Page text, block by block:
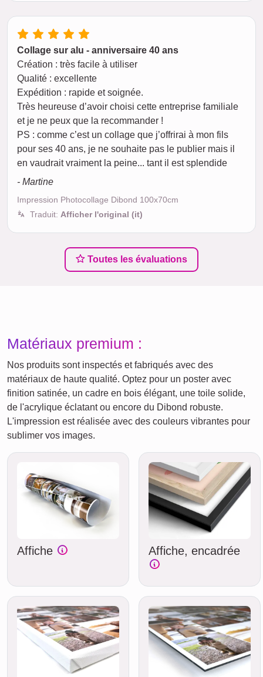
Collage sur alu - anniversaire 40 ans
Création : très facile à utiliser
Qualité : excellente
Expédition : rapide et soignée.
Très heureuse d’avoir choisi cette entreprise familiale
et je ne peux que la recommander !
PS : comme c’est un collage que j’offrirai à mon fils
pour ses 40 ans, je ne souhaite pas le publier mais il
en vaudrait vraiment la peine... tant il est splendide
- Martine
Impression Photocollage Dibond 100x70cm
Traduit: Afficher l'original (it)
Toutes les évaluations
Matériaux premium :
Nos produits sont inspectés et fabriqués avec des
matériaux de haute qualité. Optez pour un poster avec
finition satinée, un cadre en bois élégant, une toile solide,
de l'acrylique éclatant ou encore du Dibond robuste.
L'impression est réalisée avec des couleurs vibrantes pour
sublimer vos images.
Affiche Affiche, encadrée